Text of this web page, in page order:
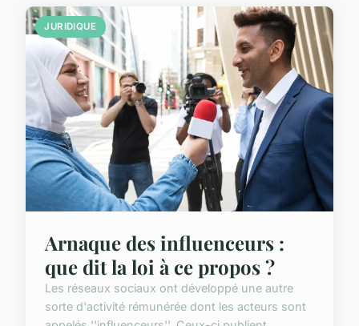
JURIDIQUE
Arnaque des influenceurs :
que dit la loi à ce propos ?
Les réseaux sociaux ont développé une autre
sorte d'activité rémunérée dont les acteurs sont